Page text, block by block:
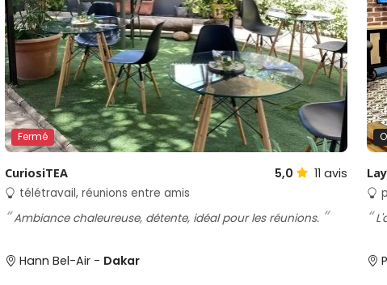
Fermé
CuriosiTEA 5,0 11 avis
télétravail, réunions entre amis
Ambiance chaleureuse, détente, idéal pour les réunions.
Hann Bel-Air - Dakar